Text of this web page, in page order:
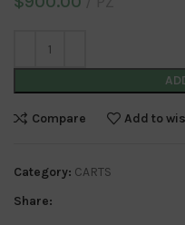
Compare Add to
Category: CARTS
Share: